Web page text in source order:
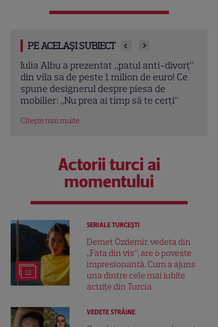
PE ACELAȘI SUBIECT
Teo Trandafir, despre viața după ce fiica
ei, Maia, a plecat de acasă: „Legătura
dintre noi nu ne-o ia nimeni”
Actorii turci ai
momentului
12
SERIALE TURCEŞTI
Demet Özdemir, vedeta din
„Fata din vis”, are o poveste
impresionantă. Cum a ajuns
una dintre cele mai iubite
actrițe din Turcia
VEDETE STRĂINE